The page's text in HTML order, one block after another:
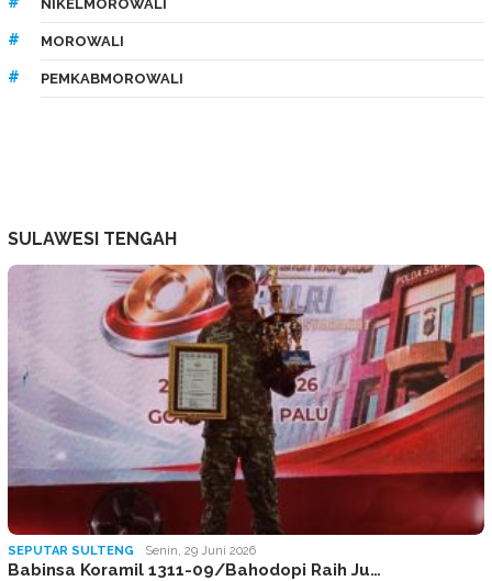
NIKELMOROWALI
MOROWALI
PEMKABMOROWALI
SULAWESI TENGAH
SEPUTAR SULTENG Senin, 29 Juni 2026
Babinsa Koramil 1311-09/Bahodopi Raih Ju…